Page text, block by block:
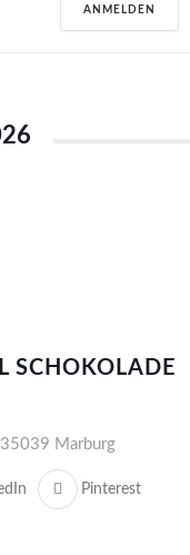
ANMELDEN
SCHOKOLADE
35039 Marburg
Pinterest